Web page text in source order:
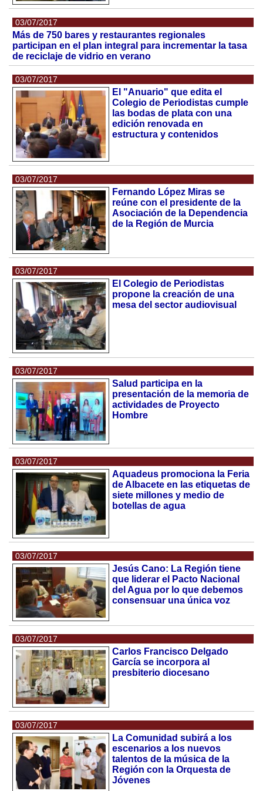
03/07/2017
Más de 750 bares y restaurantes regionales
participan en el plan integral para incrementar la tasa
de reciclaje de vidrio en verano
03/07/2017
El "Anuario" que edita el
Colegio de Periodistas cumple
las bodas de plata con una
edición renovada en
estructura y contenidos
03/07/2017
Fernando López Miras se
reúne con el presidente de la
Asociación de la Dependencia
de la Región de Murcia
03/07/2017
El Colegio de Periodistas
propone la creación de una
mesa del sector audiovisual
03/07/2017
Salud participa en la
presentación de la memoria de
actividades de Proyecto
Hombre
03/07/2017
Aquadeus promociona la Feria
de Albacete en las etiquetas de
siete millones y medio de
botellas de agua
03/07/2017
Jesús Cano: La Región tiene
que liderar el Pacto Nacional
del Agua por lo que debemos
consensuar una única voz
03/07/2017
Carlos Francisco Delgado
García se incorpora al
presbiterio diocesano
03/07/2017
La Comunidad subirá a los
escenarios a los nuevos
talentos de la música de la
Región con la Orquesta de
Jóvenes